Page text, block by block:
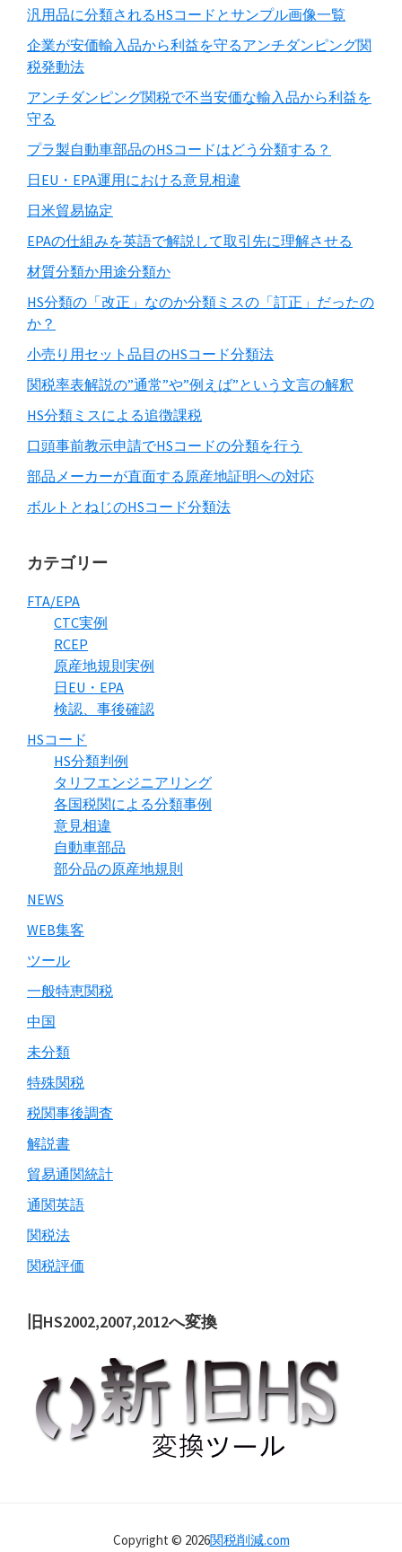
汎用品に分類されるHSコードとサンプル画像一覧
企業が安価輸入品から利益を守るアンチダンピング関
税発動法
アンチダンピング関税で不当安価な輸入品から利益を
守る
プラ製自動車部品のHSコードはどう分類する？
日EU・EPA運用における意見相違
日米貿易協定
EPAの仕組みを英語で解説して取引先に理解させる
材質分類か用途分類か
HS分類の「改正」なのか分類ミスの「訂正」だったの
か？
小売り用セット品目のHSコード分類法
関税率表解説の”通常”や”例えば”という文言の解釈
HS分類ミスによる追徴課税
口頭事前教示申請でHSコードの分類を行う
部品メーカーが直面する原産地証明への対応
ボルトとねじのHSコード分類法
カテゴリー
FTA/EPA
CTC実例
RCEP
原産地規則実例
日EU・EPA
検認、事後確認
HSコード
HS分類判例
タリフエンジニアリング
各国税関による分類事例
意見相違
自動車部品
部分品の原産地規則
NEWS
WEB集客
ツール
一般特恵関税
中国
未分類
特殊関税
税関事後調査
解説書
貿易通関統計
通関英語
関税法
関税評価
旧HS2002,2007,2012へ変換
Copyright © 2026関税削減.com